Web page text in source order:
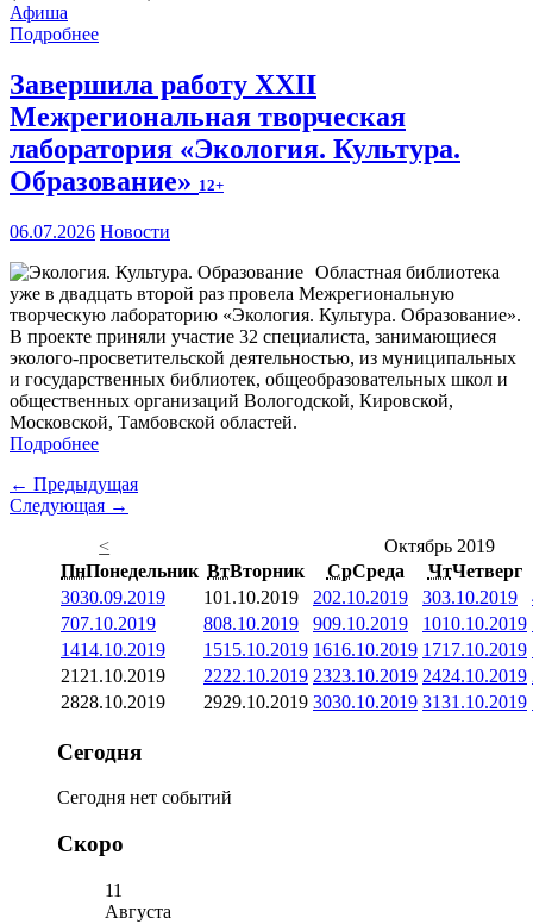
Афиша
Подробнее
Завершила работу XXII
Межрегиональная творческая
лаборатория «Экология. Культура.
Образование» 12+
06.07.2026 Новости
Областная библиотека
уже в двадцать второй раз провела Межрегиональную
творческую лабораторию «Экология. Культура. Образование».
В проекте приняли участие 32 специалиста, занимающиеся
эколого-просветительской деятельностью, из муниципальных
и государственных библиотек, общеобразовательных школ и
общественных организаций Вологодской, Кировской,
Московской, Тамбовской областей.
Подробнее
← Предыдущая
Следующая →
<
Октябрь 2019
ПнПонедельник ВтВторник СрСреда ЧтЧетверг
3030.09.2019 101.10.2019 202.10.2019 303.10.2019
707.10.2019 808.10.2019 909.10.2019 1010.10.2019
1414.10.2019 1515.10.2019 1616.10.2019 1717.10.2019
21 21.10.2019 2222.10.2019 2323.10.2019 2424.10.2019
2828.10.2019 2929.10.2019 3030.10.2019 3131.10.2019
Сегодня
Сегодня нет событий
Скоро
11
Августа